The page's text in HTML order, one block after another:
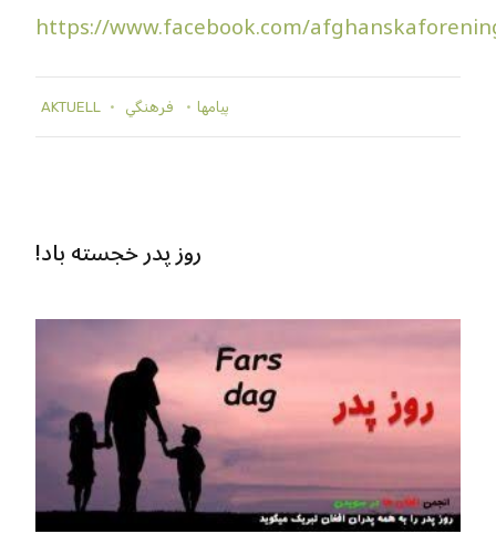
https://www.facebook.com/
AKTUELL پيامها فرهنگي
!روز پدر خجسته باد